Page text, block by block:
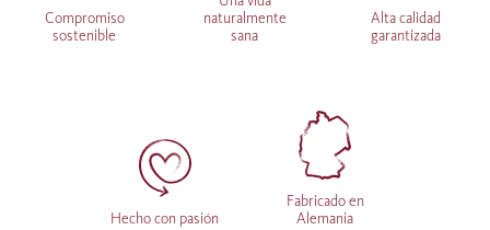
Compromiso
sostenible
naturalmente
sana
Alta calidad
garantizada
Hecho con pasión
Fabricado en
Alemania